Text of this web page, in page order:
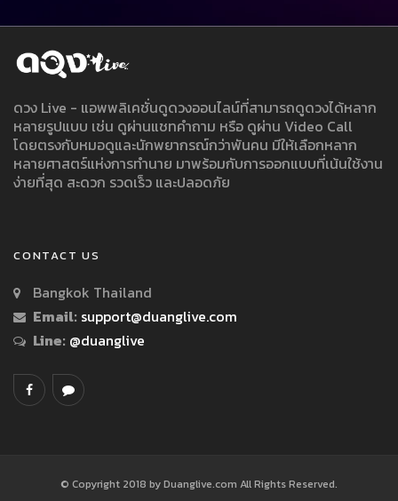
ดวง Live - แอพพลิเคชั่นดูดวงออนไลน์ที่สามารถดูดวงได้หลาก
โดยตรงกับหมอดูและนักพยากรณ์กว่าพันคน มีให้เลือกหลาก
หลายศาสตร์แห่งการทำนาย มาพร้อมกับการออกแบบที่เน้นใช้งาน
ง่ายที่สุด สะดวก รวดเร็ว และปลอดภัย
CONTACT US
Line:@duanglive
© Copyright 2018 by Duanglive.com All Rights Reserved.